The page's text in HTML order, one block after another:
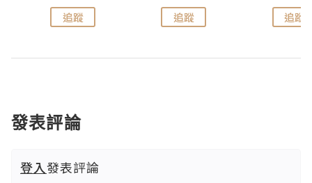
追蹤 追蹤 追蹤
發表評論
登入發表評論